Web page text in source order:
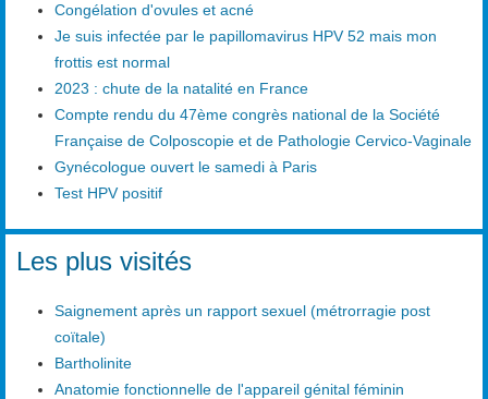
Congélation d'ovules et acné
Je suis infectée par le papillomavirus HPV 52 mais mon
frottis est normal
2023 : chute de la natalité en France
Compte rendu du 47ème congrès national de la Société
Française de Colposcopie et de Pathologie Cervico-Vaginale
Gynécologue ouvert le samedi à Paris
Test HPV positif
Les plus visités
Saignement après un rapport sexuel (métrorragie post
coïtale)
Bartholinite
Anatomie fonctionnelle de l'appareil génital féminin